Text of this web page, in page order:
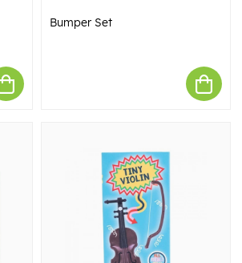
Bumper Set